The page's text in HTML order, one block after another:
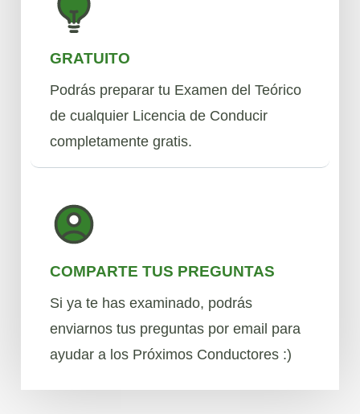
GRATUITO
Podrás preparar tu Examen del Teórico
de cualquier Licencia de Conducir
completamente gratis.
COMPARTE TUS PREGUNTAS
Si ya te has examinado, podrás
enviarnos tus preguntas por email para
ayudar a los Próximos Conductores :)